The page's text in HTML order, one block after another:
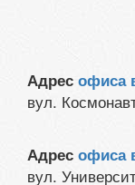
Адрес офиса
вул.
Адрес офиса
вул.